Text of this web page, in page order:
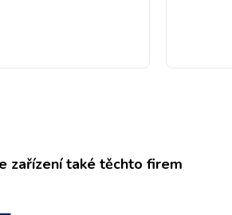
zařízení také těchto firem